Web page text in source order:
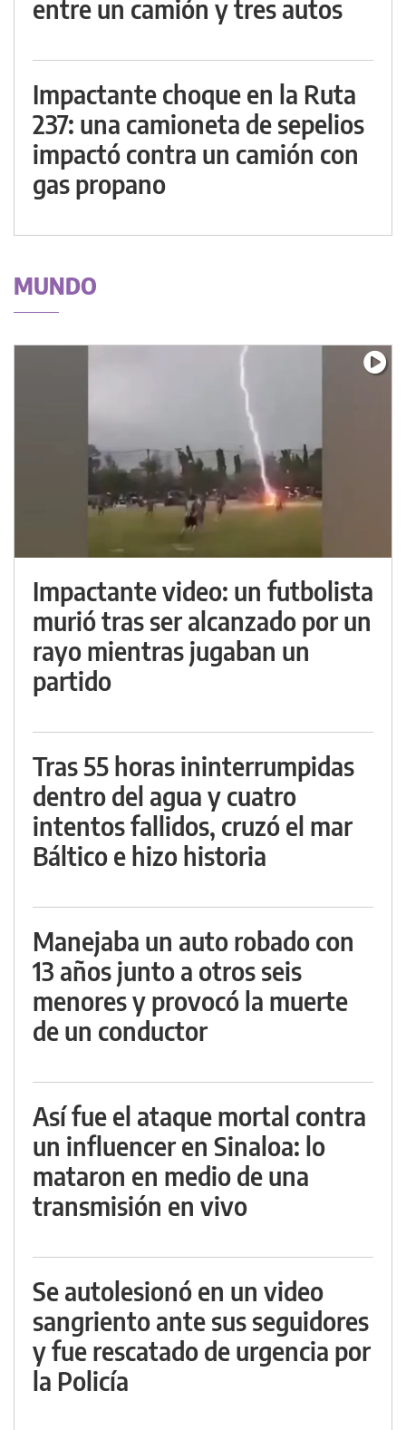
entre un camión y tres autos
Impactante choque en la Ruta
237: una camioneta de sepelios
impactó contra un camión con
gas propano
MUNDO
Impactante video: un futbolista
murió tras ser alcanzado por un
rayo mientras jugaban un
partido
Tras 55 horas ininterrumpidas
dentro del agua y cuatro
intentos fallidos, cruzó el mar
Báltico e hizo historia
Manejaba un auto robado con
13 años junto a otros seis
menores y provocó la muerte
de un conductor
Así fue el ataque mortal contra
un influencer en Sinaloa: lo
mataron en medio de una
transmisión en vivo
Se autolesionó en un video
sangriento ante sus seguidores
y fue rescatado de urgencia por
la Policía